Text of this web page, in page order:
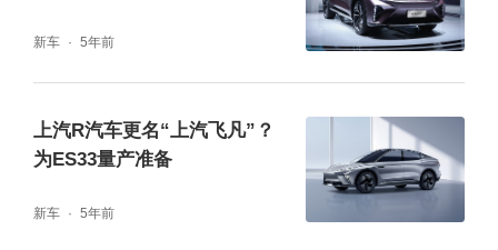
新车 5年前
上汽R汽车更名“上汽飞凡”？
为ES33量产准备
新车 5年前